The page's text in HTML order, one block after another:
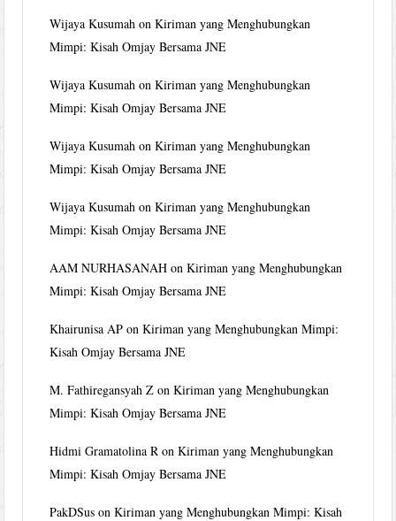
Wijaya Kusumah onKiriman yang Menghubungkan
Mimpi: Kisah Omjay Bersama JNE
Wijaya Kusumah onKiriman yang Menghubungkan
Mimpi: Kisah Omjay Bersama JNE
Wijaya Kusumah onKiriman yang Menghubungkan
Mimpi: Kisah Omjay Bersama JNE
Wijaya Kusumah onKiriman yang Menghubungkan
Mimpi: Kisah Omjay Bersama JNE
AAM NURHASANAH onKiriman yang Menghubungkan
Mimpi: Kisah Omjay Bersama JNE
Khairunisa AP onKiriman yang Menghubungkan Mimpi:
Kisah Omjay Bersama JNE
M. Fathiregansyah Z onKiriman yang Menghubungkan
Mimpi: Kisah Omjay Bersama JNE
Hidmi Gramatolina R onKiriman yang Menghubungkan
Mimpi: Kisah Omjay Bersama JNE
PakDSus onKiriman yang Menghubungkan Mimpi: Kisah